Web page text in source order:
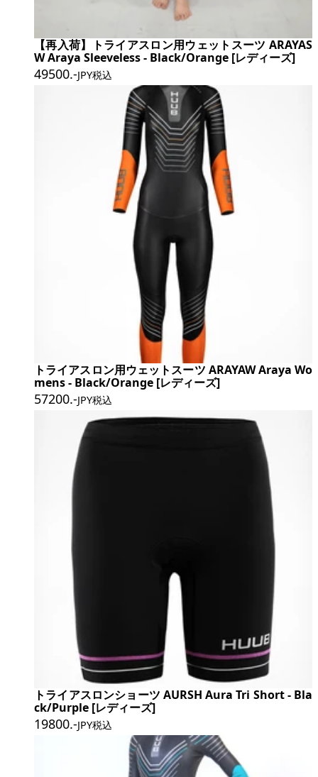
【再入荷】トライアスロン用ウェットスーツ ARAYAS
W Araya Sleeveless - Black/Orange [レディーズ]
49500.-JPY税込
トライアスロン用ウェットスーツ ARAYAW Araya Wo
mens - Black/Orange [レディーズ]
57200.-JPY税込
トライアスロンショーツ AURSH Aura Tri Short - Bla
ck/Purple [レディーズ]
19800.-JPY税込